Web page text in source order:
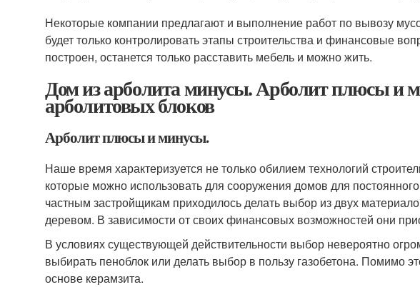
Некоторые компании предлагают и выполнение работ по вывозу
будет только контролировать этапы строительства и финансовые
построен, останется только расставить мебель и можно жить.
Дом из арболита минусы. Арболит плюсы и
арболитовых блоков
Арболит плюсы и минусы.
Наше время характеризуется не только обилием технологий
которые можно использовать для сооружения домов для
частным застройщикам приходилось делать выбор из двух
деревом. В зависимости от своих финансовых возможностей они
В условиях существующей действительности выбор невероятно
выбирать пеноблок или делать выбор в пользу газобетона. Помимо
основе керамзита.